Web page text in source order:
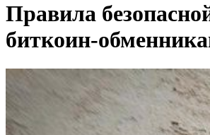
Правила
биткоин-